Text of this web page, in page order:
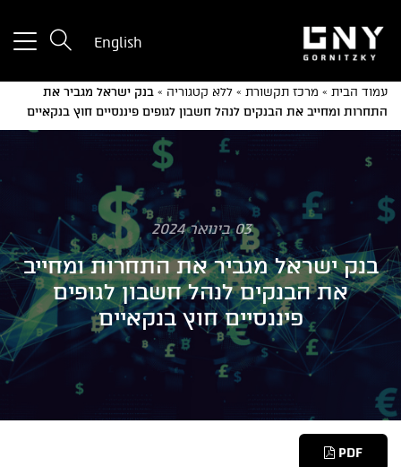
English
עמוד הבית » מרכז תקשורת » ללא קטגוריה » בנק ישראל מגביר את
התחרות ומחייב את הבנקים לנהל חשבון לגופים פיננסיים חוץ בנקאיים
03 בינואר 2024
בנק ישראל מגביר את התחרות ומחייב
את הבנקים לנהל חשבון לגופים
פיננסיים חוץ בנקאיים
PDF